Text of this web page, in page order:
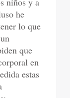
he
lo que
que
en
estas